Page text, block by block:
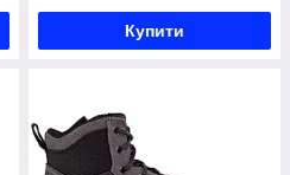
Купити